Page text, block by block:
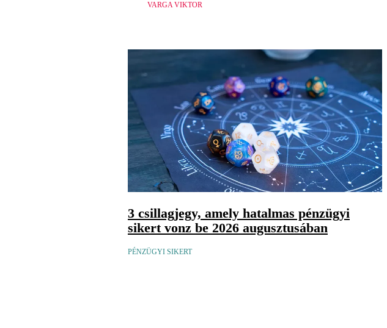
VARGA VIKTOR
3 csillagjegy, amely hatalmas pénzügyi
sikert vonz be 2026 augusztusában
PÉNZÜGYI SIKERT